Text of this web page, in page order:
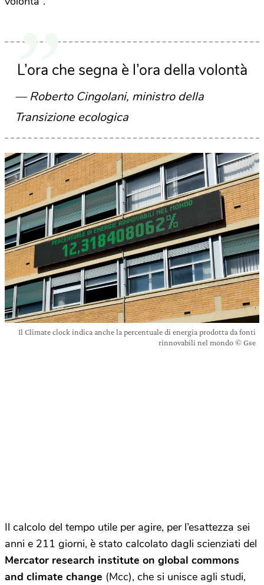
L’ora che segna è l’ora della volontà
Roberto Cingolani, ministro della
Transizione ecologica
Il Climate clock indica anche la percentuale di energia prodotta da fonti
rinnovabili nel mondo © Gse
Il calcolo del tempo utile per agire, per l’esattezza sei
anni e 211 giorni, è stato calcolato dagli scienziati del
Mercator research institute on global commons
and climate change (Mcc), che si unisce agli studi,